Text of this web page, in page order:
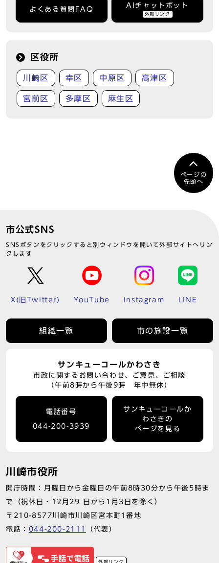
よくある質問FAQ
AIチャットボット
外部リンク
区役所
川崎区 幸区 中原区 高津区
宮前区 多摩区 麻生区
ページの
先頭へ
市公式SNS
SNSボタンをクリックすると別ウィンドウを開いて外部サイトへリン
クします
X(旧Twitter) YouTube Instagram LINE
組織一覧 市の施設一覧
サンキューコールかわさき
市政に関するお問い合わせ、ご意見、ご相談
（午前8時から午後9時 年中無休）
電話番号
044-200-3939
サンキューコールか
わさきの
ページを見る
川崎市役所
開庁時間：月曜日から金曜日の午前8時30分から午後5時ま
で（祝休日・12月29 日から1月3日を除く）
〒210-8577川崎市川崎区宮本町1番地
電話： 044-200-2111 （代表）
外部リンク